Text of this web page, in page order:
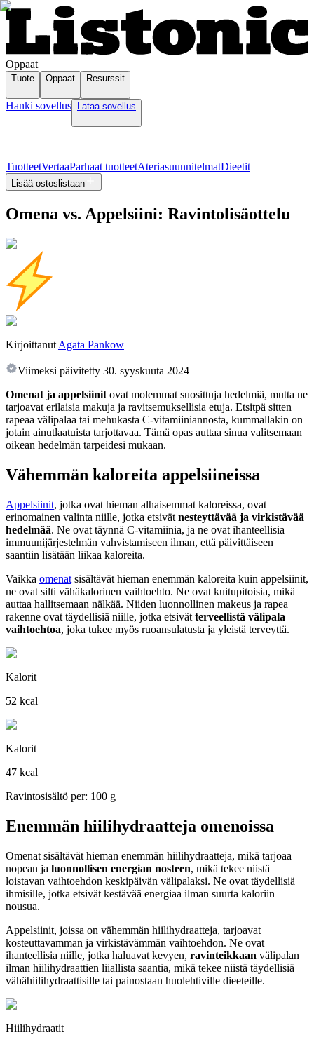
Oppaat
Tuote Oppaat Resurssit
Hanki sovellus Lataa sovellus
TuotteetVertaaParhaat tuotteetAteriasuunnitelmatDieetit
Lisää ostoslistaan
Omena vs. Appelsiini: Ravintolisäottelu
Kirjoittanut Agata Pankow
Viimeksi päivitetty 30. syyskuuta 2024
Omenat ja appelsiinit ovat molemmat suosittuja hedelmiä, mutta ne
tarjoavat erilaisia makuja ja ravitsemuksellisia etuja. Etsitpä sitten
rapeaa välipalaa tai mehukasta C-vitamiiniannosta, kummallakin on
jotain ainutlaatuista tarjottavaa. Tämä opas auttaa sinua valitsemaan
oikean hedelmän tarpeidesi mukaan.
Vähemmän kaloreita appelsiineissa
Appelsiinit, jotka ovat hieman alhaisemmat kaloreissa, ovat
erinomainen valinta niille, jotka etsivät nesteyttävää ja virkistävää
hedelmää. Ne ovat täynnä C-vitamiinia, ja ne ovat ihanteellisia
immuunijärjestelmän vahvistamiseen ilman, että päivittäiseen
saantiin lisätään liikaa kaloreita.
Vaikka omenat sisältävät hieman enemmän kaloreita kuin appelsiinit,
ne ovat silti vähäkalorinen vaihtoehto. Ne ovat kuitupitoisia, mikä
auttaa hallitsemaan nälkää. Niiden luonnollinen makeus ja rapea
rakenne ovat täydellisiä niille, jotka etsivät terveellistä välipala
vaihtoehtoa, joka tukee myös ruoansulatusta ja yleistä terveyttä.
Kalorit
52 kcal
Kalorit
47 kcal
Ravintosisältö per: 100 g
Enemmän hiilihydraatteja omenoissa
Omenat sisältävät hieman enemmän hiilihydraatteja, mikä tarjoaa
nopean ja luonnollisen energian nosteen, mikä tekee niistä
loistavan vaihtoehdon keskipäivän välipalaksi. Ne ovat täydellisiä
ihmisille, jotka etsivät kestävää energiaa ilman suurta kaloriin
nousua.
Appelsiinit, joissa on vähemmän hiilihydraatteja, tarjoavat
kosteuttavamman ja virkistävämmän vaihtoehdon. Ne ovat
ihanteellisia niille, jotka haluavat kevyen, ravinteikkaan välipalan
ilman hiilihydraattien liiallista saantia, mikä tekee niistä täydellisiä
vähähiilihydraattisille tai painostaan huolehtiville dieeteille.
Hiilihydraatit